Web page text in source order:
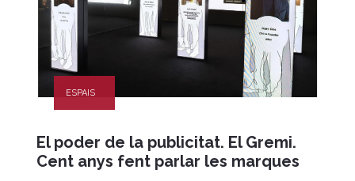
ESPAIS
El poder de la publicitat. El Gremi.
Cent anys fent parlar les marques